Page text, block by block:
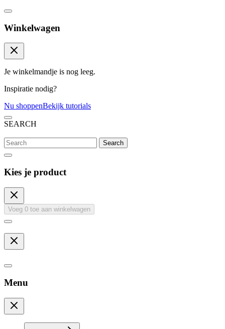
Winkelwagen
Je winkelmandje is nog leeg.
Inspiratie nodig?
Nu shoppenBekijk tutorials
SEARCH
Search
Kies je product
Voeg 0 toe aan winkelwagen
Menu